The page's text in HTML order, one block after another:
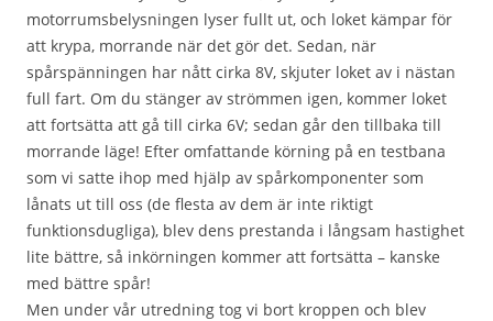
motorrumsbelysningen lyser fullt ut, och loket kämpar för
att krypa, morrande när det gör det. Sedan, när
spårspänningen har nått cirka 8V, skjuter loket av i nästan
full fart. Om du stänger av strömmen igen, kommer loket
att fortsätta att gå till cirka 6V; sedan går den tillbaka till
morrande läge! Efter omfattande körning på en testbana
som vi satte ihop med hjälp av spårkomponenter som
lånats ut till oss (de flesta av dem är inte riktigt
funktionsdugliga), blev dens prestanda i långsam hastighet
lite bättre, så inkörningen kommer att fortsätta – kanske
med bättre spår!
Men under vår utredning tog vi bort kroppen och blev